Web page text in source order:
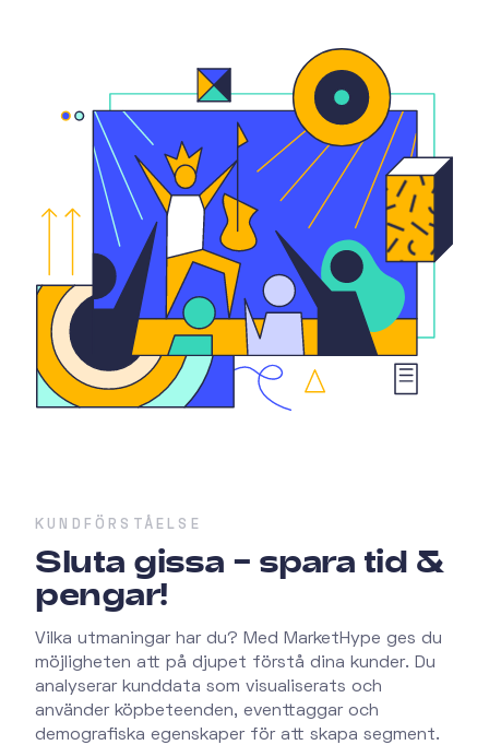
KUNDFÖRSTÅELSE
Sluta gissa – spara tid &
pengar!
Vilka utmaningar har du? Med MarketHype ges du
möjligheten att på djupet förstå dina kunder. Du
analyserar kunddata som visualiserats och
använder köpbeteenden, eventtaggar och
demografiska egenskaper för att skapa segment.